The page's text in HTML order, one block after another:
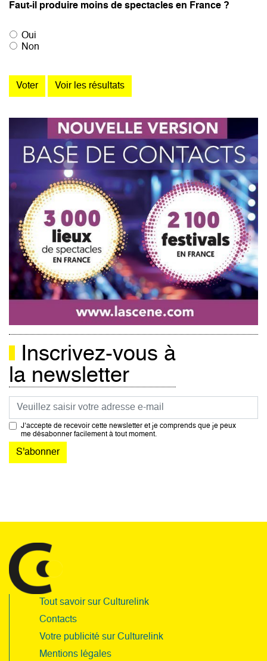
Faut-il produire moins de spectacles en France ?
Oui
Non
Inscrivez-vous à
la newsletter
Courriel
J’accepte de recevoir cette newsletter et je comprends que je peux
me désabonner facilement à tout moment.
Tout savoir sur Culturelink
Contacts
Votre publicité sur Culturelink
Mentions légales